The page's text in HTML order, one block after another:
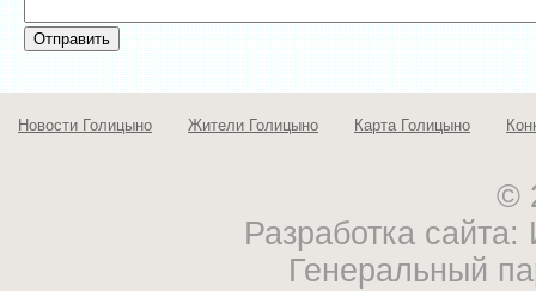
Новости Голицыно Жители Голицыно Карта Голицыно
©
Разработка
Генеральный